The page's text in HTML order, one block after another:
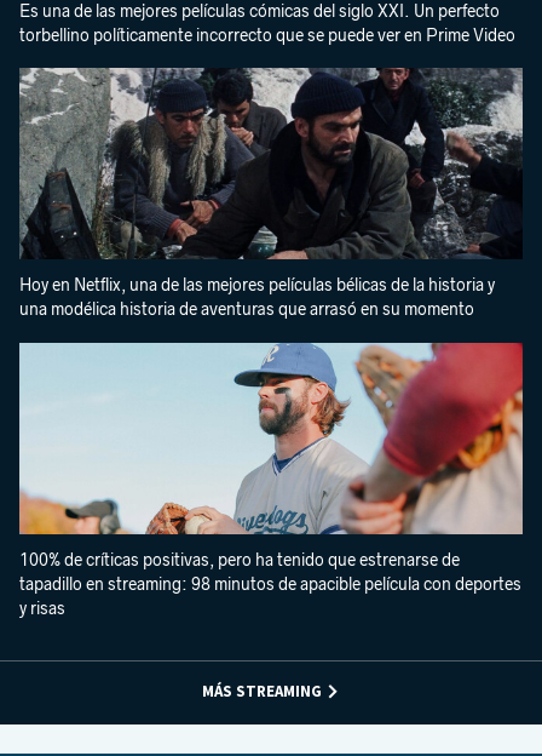
Es una de las mejores películas cómicas del siglo XXI. Un perfecto
torbellino políticamente incorrecto que se puede ver en Prime Video
Hoy en Netflix, una de las mejores películas bélicas de la historia y
una modélica historia de aventuras que arrasó en su momento
100% de críticas positivas, pero ha tenido que estrenarse de
tapadillo en streaming: 98 minutos de apacible película con deportes
y risas
MÁS STREAMING